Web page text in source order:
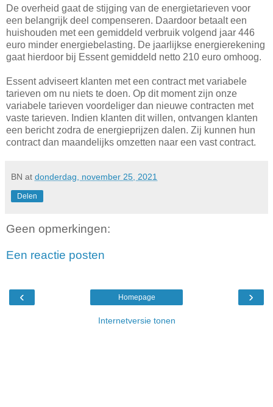
De overheid gaat de stijging van de energietarieven voor
een belangrijk deel compenseren. Daardoor betaalt een
huishouden met een gemiddeld verbruik volgend jaar 446
euro minder energiebelasting. De jaarlijkse energierekening
gaat hierdoor bij Essent gemiddeld netto 210 euro omhoog.
Essent adviseert klanten met een contract met variabele
tarieven om nu niets te doen. Op dit moment zijn onze
variabele tarieven voordeliger dan nieuwe contracten met
vaste tarieven. Indien klanten dit willen, ontvangen klanten
een bericht zodra de energieprijzen dalen. Zij kunnen hun
contract dan maandelijks omzetten naar een vast contract.
BN at donderdag, november 25, 2021
Delen
Geen opmerkingen:
Een reactie posten
‹ ›
Homepage
Internetversie tonen